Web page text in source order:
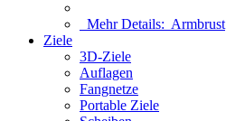
Mehr Details: Armbrust
Ziele
3D-Ziele
Auflagen
Fangnetze
Portable Ziele